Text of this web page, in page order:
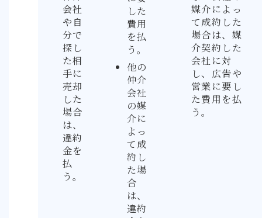
会社
や自
分で
探し
た相
手に
売却
した
場合
は、
違約
金を
払
う。
した
費用
を払
う。
他の
仲介
会社
の媒
介に
よっ
て成
約し
た場
合
は、
違約
媒介によっ
て成約した
場合は、媒
介契約した
会社に対
し、広告や
営業に要し
た費用を払
う。